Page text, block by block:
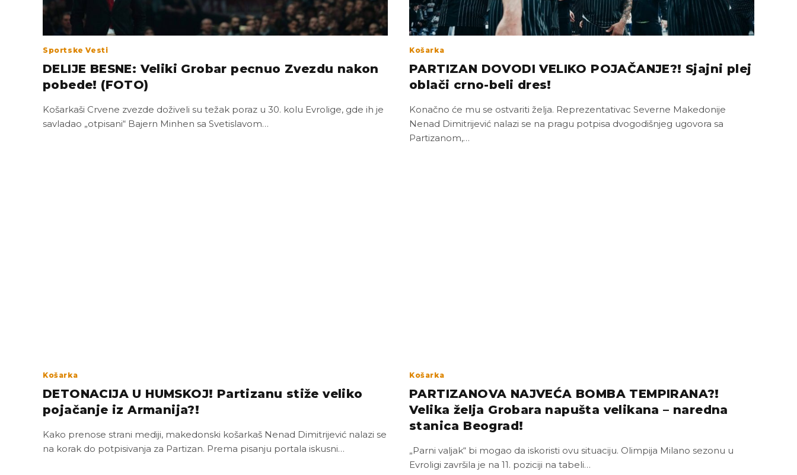
Sportske Vesti
DELIJE BESNE: Veliki Grobar pecnuo Zvezdu nakon
pobede! (FOTO)
Košarkaši Crvene zvezde doživeli su težak poraz u 30. kolu Evrolige, gde ih je
savladao „otpisani“ Bajern Minhen sa Svetislavom…
Košarka
PARTIZAN DOVODI VELIKO POJAČANJE?! Sjajni plej
oblači crno-beli dres!
Konačno će mu se ostvariti želja. Reprezentativac Severne Makedonije
Nenad Dimitrijević nalazi se na pragu potpisa dvogodišnjeg ugovora sa
Partizanom,…
Košarka
DETONACIJA U HUMSKOJ! Partizanu stiže veliko
pojačanje iz Armanija?!
Kako prenose strani mediji, makedonski košarkaš Nenad Dimitrijević nalazi se
na korak do potpisivanja za Partizan. Prema pisanju portala iskusni…
Košarka
PARTIZANOVA NAJVEĆA BOMBA TEMPIRANA?!
Velika želja Grobara napušta velikana – naredna
stanica Beograd!
„Parni valjak“ bi mogao da iskoristi ovu situaciju. Olimpija Milano sezonu u
Evroligi završila je na 11. poziciji na tabeli…